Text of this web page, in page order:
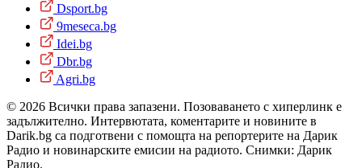
Dsport.bg
9meseca.bg
Idei.bg
Dbr.bg
Agri.bg
© 2026 Всички права запазени. Позоваването с хиперлинк е
задължително. Интервютата, коментарите и новините в
Darik.bg са подготвени с помощта на репортерите на Дарик
Радио и новинарските емисии на радиото. Снимки: Дарик
Радио.